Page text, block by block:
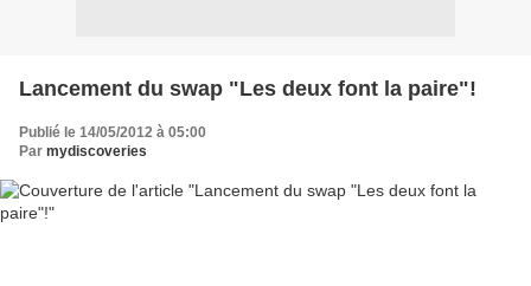
Lancement du swap "Les deux font la paire"!
Publié le 14/05/2012 à 05:00
Par mydiscoveries